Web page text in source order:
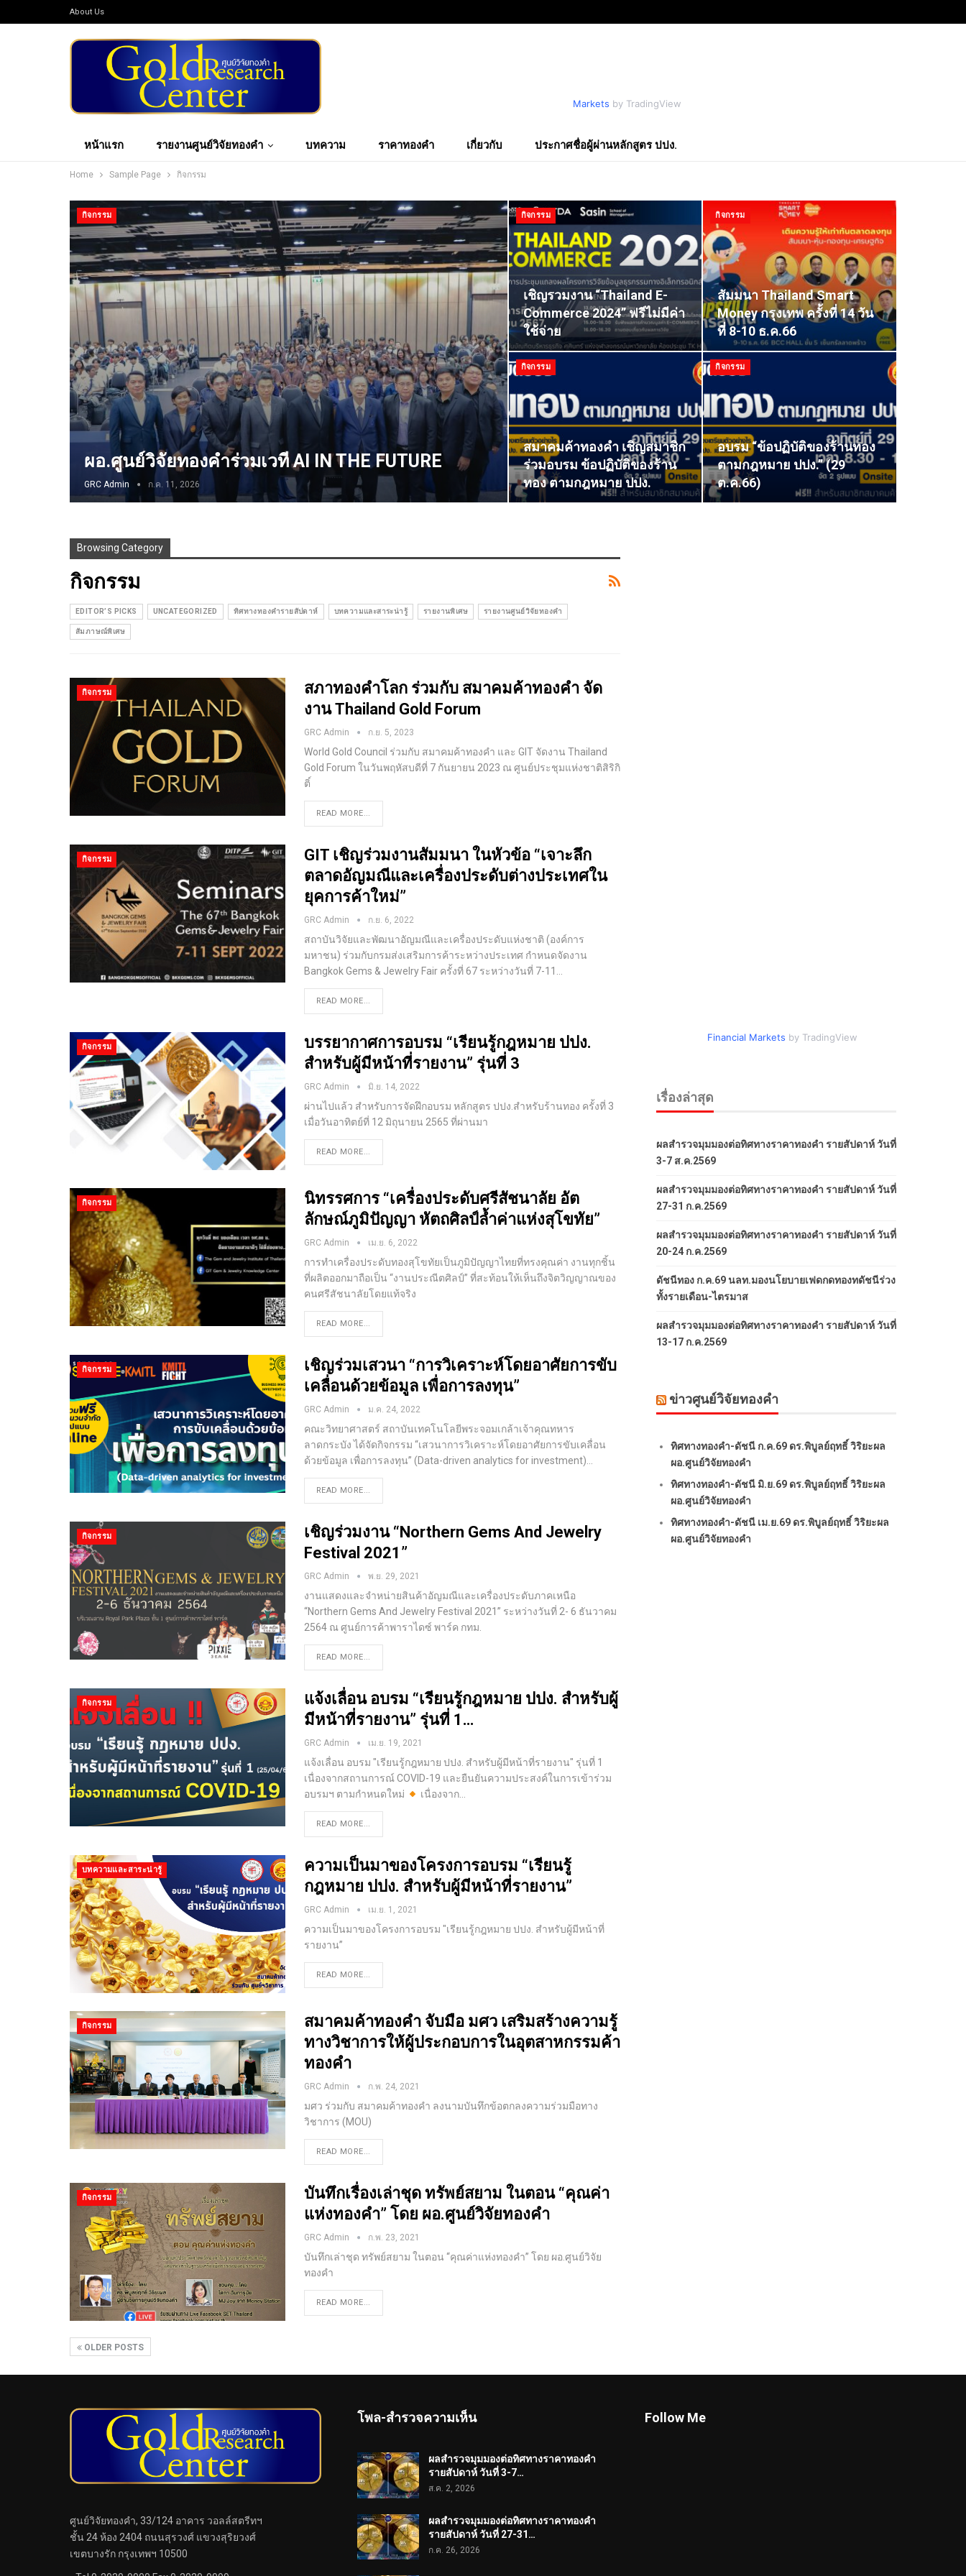
About Us
Markets by TradingView
หน้าแรก รายงานศูนย์วิจัยทองคำ บทความ ราคาทองคำ เกี่ยวกับ ประกาศชื่อผู้ผ่านหลักสูตร ปปง.
Home Sample Page กิจกรรม
กิจกรรม
ผอ.ศูนย์วิจัยทองคำร่วมเวที AI IN THE FUTURE
GRC Admin ก.ค. 11, 2026
กิจกรรม
เชิญรวมงาน “Thailand E-
Commerce 2024” ฟรีไม่มีค่า
ใช้จ่าย
กิจกรรม
สัมมนา Thailand Smart
Money กรุงเทพ ครั้งที่ 14 วัน
ที่ 8-10 ธ.ค.66
กิจกรรม
สมาคมค้าทองคำ เชิญสมาชิก
ร่วมอบรม ข้อปฏิบัติของร้าน
ทอง ตามกฎหมาย ปปง.
กิจกรรม
อบรม “ข้อปฏิบัติของร้านทอง
ตามกฎหมาย ปปง.” (29
ต.ค.66)
Browsing Category
กิจกรรม
EDITOR’S PICKS UNCATEGORIZED ทิศทางทองคำรายสัปดาห์ บทความและสาระน่ารู้ รายงานพิเศษ รายงานศูนย์วิจัยทองคำ
สัมภาษณ์พิเศษ
กิจกรรม
สภาทองคำโลก ร่วมกับ สมาคมค้าทองคำ จัด
งาน Thailand Gold Forum
GRC Admin ก.ย. 5, 2023
World Gold Council ร่วมกับ สมาคมค้าทองคำ และ GIT จัดงาน Thailand
Gold Forum ในวันพฤหัสบดีที่ 7 กันยายน 2023 ณ ศูนย์ประชุมแห่งชาติสิริกิ
ติ์
READ MORE...
กิจกรรม
GIT เชิญร่วมงานสัมมนา ในหัวข้อ “เจาะลึก
ตลาดอัญมณีและเครื่องประดับต่างประเทศใน
ยุคการค้าใหม่”
GRC Admin ก.ย. 6, 2022
สถาบันวิจัยและพัฒนาอัญมณีและเครื่องประดับแห่งชาติ (องค์การ
มหาชน) ร่วมกับกรมส่งเสริมการค้าระหว่างประเทศ กำหนดจัดงาน
Bangkok Gems & Jewelry Fair ครั้งที่ 67 ระหว่างวันที่ 7-11…
READ MORE...
กิจกรรม
บรรยากาศการอบรม “เรียนรู้กฎหมาย ปปง.
สำหรับผู้มีหน้าที่รายงาน” รุ่นที่ 3
GRC Admin มิ.ย. 14, 2022
ผ่านไปแล้ว สำหรับการจัดฝึกอบรม หลักสูตร ปปง.สำหรับร้านทอง ครั้งที่ 3
เมื่อวันอาทิตย์ที่ 12 มิถุนายน 2565 ที่ผ่านมา
READ MORE...
กิจกรรม
นิทรรศการ “เครื่องประดับศรีสัชนาลัย อัต
ลักษณ์ภูมิปัญญา หัตถศิลป์ล้ำค่าแห่งสุโขทัย”
GRC Admin เม.ย. 6, 2022
การทำเครื่องประดับทองสุโขทัยเป็นภูมิปัญญาไทยที่ทรงคุณค่า งานทุกชิ้น
ที่ผลิตออกมาถือเป็น “งานประณีตศิลป์” ที่สะท้อนให้เห็นถึงจิตวิญญาณของ
คนศรีสัชนาลัยโดยแท้จริง
READ MORE...
กิจกรรม
เชิญร่วมเสวนา “การวิเคราะห์โดยอาศัยการขับ
เคลื่อนด้วยข้อมูล เพื่อการลงทุน”
GRC Admin ม.ค. 24, 2022
คณะวิทยาศาสตร์ สถาบันเทคโนโลยีพระจอมเกล้าเจ้าคุณทหาร
ลาดกระบัง ได้จัดกิจกรรม “เสวนาการวิเคราะห์โดยอาศัยการขับเคลื่อน
ด้วยข้อมูล เพื่อการลงทุน” (Data-driven analytics for investment)…
READ MORE...
กิจกรรม
เชิญร่วมงาน “Northern Gems And Jewelry
Festival 2021”
GRC Admin พ.ย. 29, 2021
งานแสดงและจำหน่ายสินค้าอัญมณีและเครื่องประดับภาคเหนือ
“Northern Gems And Jewelry Festival 2021” ระหว่างวันที่ 2- 6 ธันวาคม
2564 ณ ศูนย์การค้าพาราไดซ์ พาร์ค กทม.
READ MORE...
กิจกรรม
แจ้งเลื่อน อบรม “เรียนรู้กฎหมาย ปปง. สำหรับผู้
มีหน้าที่รายงาน” รุ่นที่ 1…
GRC Admin เม.ย. 19, 2021
แจ้งเลื่อน อบรม "เรียนรู้กฎหมาย ปปง. สำหรับผู้มีหน้าที่รายงาน" รุ่นที่ 1
เนื่องจากสถานการณ์ COVID-19 และยืนยันความประสงค์ในการเข้าร่วม
อบรมฯ ตามกำหนดใหม่
เนื่องจาก…
READ MORE...
บทความและสาระน่ารู้
ความเป็นมาของโครงการอบรม “เรียนรู้
กฎหมาย ปปง. สำหรับผู้มีหน้าที่รายงาน”
GRC Admin เม.ย. 1, 2021
ความเป็นมาของโครงการอบรม "เรียนรู้กฎหมาย ปปง. สำหรับผู้มีหน้าที่
รายงาน”
READ MORE...
กิจกรรม
สมาคมค้าทองคำ จับมือ มศว เสริมสร้างความรู้
ทางวิชาการให้ผู้ประกอบการในอุตสาหกรรมค้า
ทองคำ
GRC Admin ก.พ. 24, 2021
มศว ร่วมกับ สมาคมค้าทองคำ ลงนามบันทึกข้อตกลงความร่วมมือทาง
วิชาการ (MOU)
READ MORE...
กิจกรรม
บันทึกเรื่องเล่าชุด ทรัพย์สยาม​ ในตอน “คุณค่า
แห่งทองคำ” โดย ผอ.ศูนย์วิจัยทองคำ
GRC Admin ก.พ. 23, 2021
บันทึกเล่าชุด ทรัพย์สยาม​ ในตอน “คุณค่าแห่งทองคำ” โดย ผอ.ศูนย์วิจัย
ทองคำ
READ MORE...
OLDER POSTS
Financial Markets by TradingView
เรื่องล่าสุด
ผลสำรวจมุมมองต่อทิศทางราคาทองคำ รายสัปดาห์ วันที่
3-7 ส.ค.2569
ผลสำรวจมุมมองต่อทิศทางราคาทองคำ รายสัปดาห์ วันที่
27-31 ก.ค.2569
ผลสำรวจมุมมองต่อทิศทางราคาทองคำ รายสัปดาห์ วันที่
20-24 ก.ค.2569
ดัชนีทอง ก.ค.69 นลท.มองนโยบายเฟดกดทองทดัชนีร่วง
ทั้งรายเดือน-ไตรมาส
ผลสำรวจมุมมองต่อทิศทางราคาทองคำ รายสัปดาห์ วันที่
13-17 ก.ค.2569
ข่าวศูนย์วิจัยทองคำ
ทิศทางทองคำ-ดัชนี ก.ค.69 ดร.พิบูลย์ฤทธิ์ วิริยะผล
ผอ.ศูนย์วิจัยทองคำ
ทิศทางทองคำ-ดัชนี มิ.ย.69 ดร.พิบูลย์ฤทธิ์ วิริยะผล
ผอ.ศูนย์วิจัยทองคำ
ทิศทางทองคำ-ดัชนี เม.ย.69 ดร.พิบูลย์ฤทธิ์ วิริยะผล
ผอ.ศูนย์วิจัยทองคำ
ศูนย์วิจัยทองคำ, 33/124 อาคาร วอลล์สตรีทฯ
ชั้น 24 ห้อง 2404 ถนนสุรวงศ์ แขวงสุริยวงศ์
เขตบางรัก กรุงเทพฯ 10500
โพล-สำรวจความเห็น
ผลสำรวจมุมมองต่อทิศทางราคาทองคำ
รายสัปดาห์ วันที่ 3-7…
ส.ค. 2, 2026
ผลสำรวจมุมมองต่อทิศทางราคาทองคำ
รายสัปดาห์ วันที่ 27-31…
ก.ค. 26, 2026
Follow Me